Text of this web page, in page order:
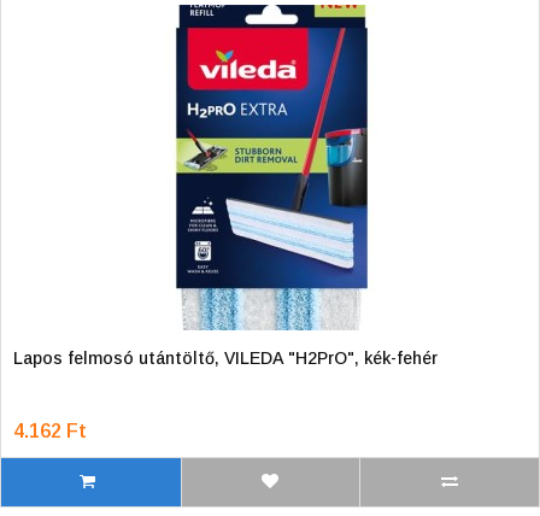
Lapos felmosó utántöltő, VILEDA "H2PrO", kék-fehér
4.162 Ft